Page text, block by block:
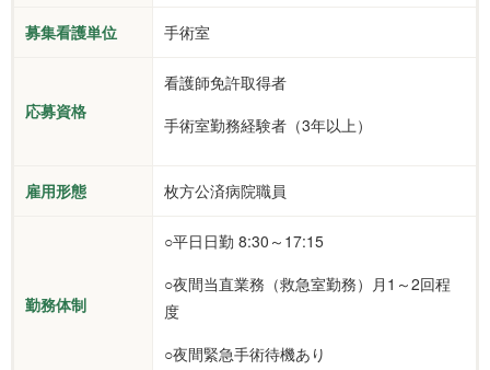
募集看護単位 手術室
応募資格
看護師免許取得者
手術室勤務経験者（3年以上）
雇用形態 枚方公済病院職員
勤務体制
○平日日勤 8:30～17:15
○夜間当直業務（救急室勤務）月1～2回程
度
○夜間緊急手術待機あり